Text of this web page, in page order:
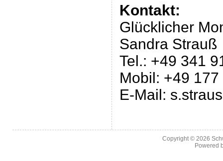
Kontakt:
Glücklicher
Sandra Strauß
Tel.: +49 341
Mobil: +49
E-Mail:
Copyright © 2026
Powered